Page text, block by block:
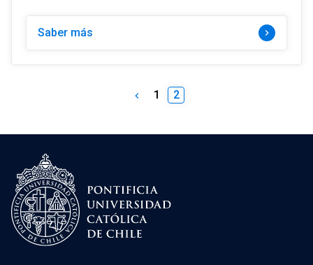
Saber más keyboard_arrow_right
keyboard_arrow_left 1 2